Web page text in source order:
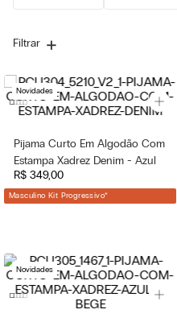
Filtrar
Novidades
Pijama Curto Em Algodão Com
Estampa Xadrez Denim - Azul
R$ 349,00
Masculino Kit Progressivo*
Novidades